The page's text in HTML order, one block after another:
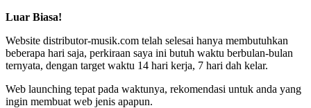
Luar Biasa!
Website distributor-musik.com telah selesai hanya membutuhkan
beberapa hari saja, perkiraan saya ini butuh waktu berbulan-bulan
ternyata, dengan target waktu 14 hari kerja, 7 hari dah kelar.
Web launching tepat pada waktunya, rekomendasi untuk anda yang
ingin membuat web jenis apapun.